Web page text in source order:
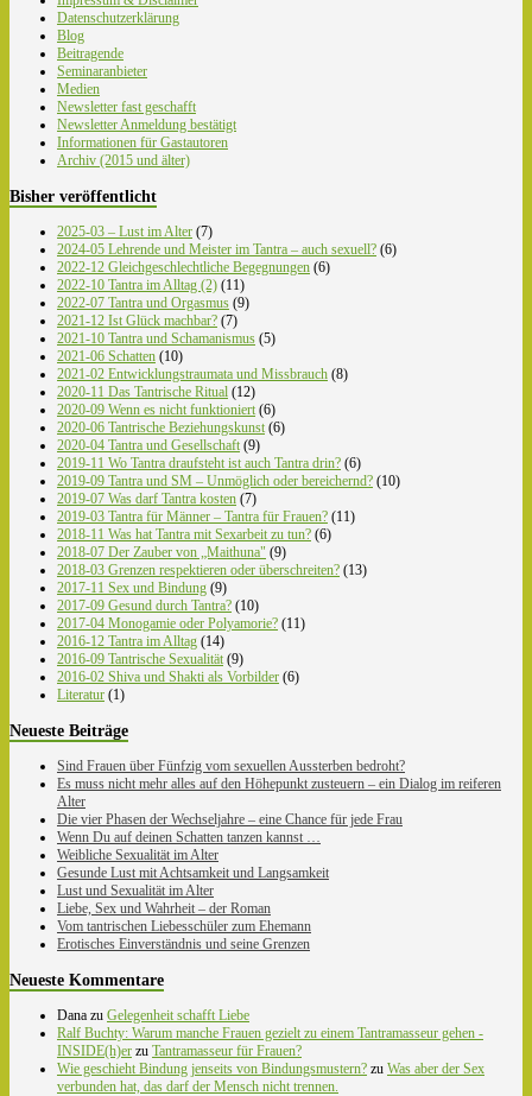
Datenschutzerklärung
Blog
Beitragende
Seminaranbieter
Medien
Newsletter fast geschafft
Newsletter Anmeldung bestätigt
Informationen für Gastautoren
Archiv (2015 und älter)
Bisher veröffentlicht
2025-03 – Lust im Alter (7)
2024-05 Lehrende und Meister im Tantra – auch sexuell? (6)
2022-12 Gleichgeschlechtliche Begegnungen (6)
2022-10 Tantra im Alltag (2) (11)
2022-07 Tantra und Orgasmus (9)
2021-12 Ist Glück machbar? (7)
2021-10 Tantra und Schamanismus (5)
2021-06 Schatten (10)
2021-02 Entwicklungstraumata und Missbrauch (8)
2020-11 Das Tantrische Ritual (12)
2020-09 Wenn es nicht funktioniert (6)
2020-06 Tantrische Beziehungskunst (6)
2020-04 Tantra und Gesellschaft (9)
2019-11 Wo Tantra draufsteht ist auch Tantra drin? (6)
2019-09 Tantra und SM – Unmöglich oder bereichernd? (10)
2019-07 Was darf Tantra kosten (7)
2019-03 Tantra für Männer – Tantra für Frauen? (11)
2018-11 Was hat Tantra mit Sexarbeit zu tun? (6)
2018-07 Der Zauber von „Maithuna" (9)
2018-03 Grenzen respektieren oder überschreiten? (13)
2017-11 Sex und Bindung (9)
2017-09 Gesund durch Tantra? (10)
2017-04 Monogamie oder Polyamorie? (11)
2016-12 Tantra im Alltag (14)
2016-09 Tantrische Sexualität (9)
2016-02 Shiva und Shakti als Vorbilder (6)
Literatur (1)
Neueste Beiträge
Sind Frauen über Fünfzig vom sexuellen Aussterben bedroht?
Es muss nicht mehr alles auf den Höhepunkt zusteuern – ein Dialog im reiferen
Alter
Die vier Phasen der Wechseljahre – eine Chance für jede Frau
Wenn Du auf deinen Schatten tanzen kannst …
Weibliche Sexualität im Alter
Gesunde Lust mit Achtsamkeit und Langsamkeit
Lust und Sexualität im Alter
Liebe, Sex und Wahrheit – der Roman
Vom tantrischen Liebesschüler zum Ehemann
Erotisches Einverständnis und seine Grenzen
Neueste Kommentare
Dana zu Gelegenheit schafft Liebe
Ralf Buchty: Warum manche Frauen gezielt zu einem Tantramasseur gehen -
INSIDE(h)er zu Tantramasseur für Frauen?
Wie geschieht Bindung jenseits von Bindungsmustern? zu Was aber der Sex
verbunden hat, das darf der Mensch nicht trennen.